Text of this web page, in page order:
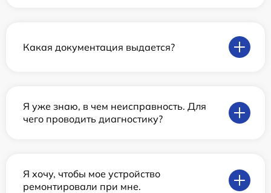
Какая документация выдается?
Я уже знаю, в чем неисправность. Для
чего проводить диагностику?
Я хочу, чтобы мое устройство
ремонтировали при мне.